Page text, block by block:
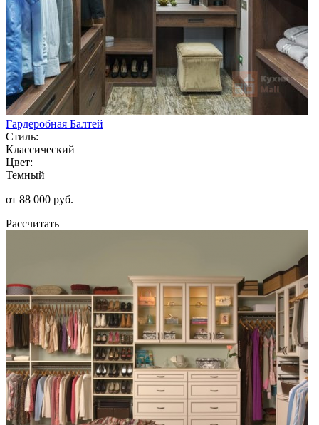
Гардеробная Балтей
Стиль:
Классический
Цвет:
Темный
от 88 000 руб.
Рассчитать